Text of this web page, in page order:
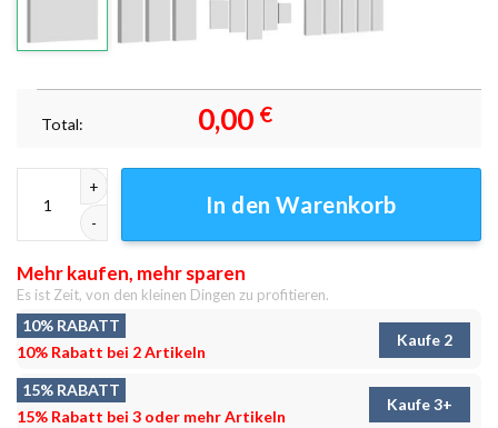
Total: 0,00 €
In den Warenkorb
Mehr kaufen, mehr sparen
Es ist Zeit, von den kleinen Dingen zu profitieren.
10% RABATT
10% Rabatt bei 2 Artikeln
Kaufe 2
15% RABATT
15% Rabatt bei 3 oder mehr Artikeln
Kaufe 3+